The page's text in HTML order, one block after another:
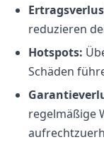
reduzieren
Hotspots:
Schäden
regelmäßige